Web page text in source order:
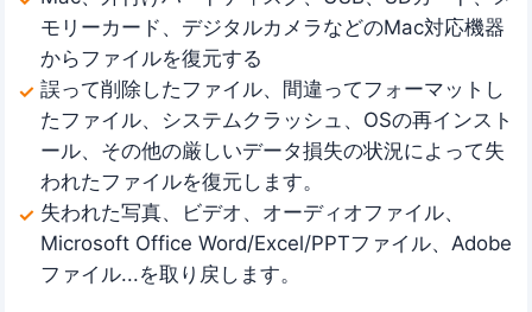
モリーカード、デジタルカメラなどのMac対応機器
からファイルを復元する
誤って削除したファイル、間違ってフォーマットし
たファイル、システムクラッシュ、OSの再インスト
ール、その他の厳しいデータ損失の状況によって失
われたファイルを復元します。
失われた写真、ビデオ、オーディオファイル、
Microsoft Office Word/Excel/PPTファイル、Adobe
ファイル...を取り戻します。